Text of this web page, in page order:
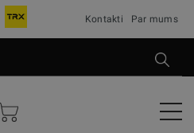
Kontakti Par mums